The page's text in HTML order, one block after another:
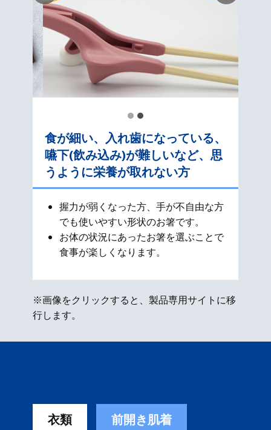
食が細い、入れ歯になっている、
嚥下(飲み込み)が難しいなど、思
うように栄養が取れない方
握力が弱くなった方、手が不自由な方
でも使いやすい形状のお箸です。
お体の状況にあったお箸を選ぶことで
食事が楽しくなります。
※画像をクリックすると、製品専用サイトに移
行します。
衣類 前開き肌着